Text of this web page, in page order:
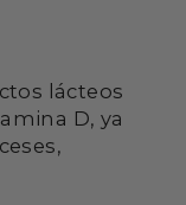
lácteos
D, ya